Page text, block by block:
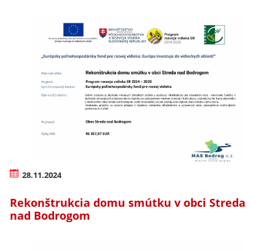
28.11.2024
Rekonštrukcia domu smútku v obci Streda
nad Bodrogom